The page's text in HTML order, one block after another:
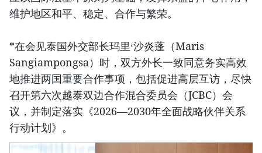
维护地区和平、稳定、合作与繁荣。
*在会见泰国外交部长玛里·沙炎蓬（Maris
Sangiampongsa）时，双方外长一致同意务实高效
地推进两国重要合作事项，包括促进高层互访，尽快
召开第六次越泰双边合作混合委员会（JCBC）会
议，并制定落实《2026—2030年全面战略伙伴关系
行动计划》。